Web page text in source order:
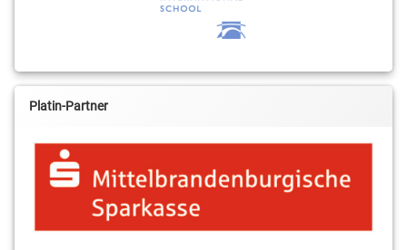
Platin-Partner